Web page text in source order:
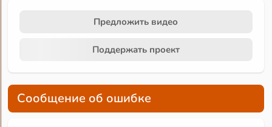
Предложить видео
Поддержать проект
Сообщение об ошибке